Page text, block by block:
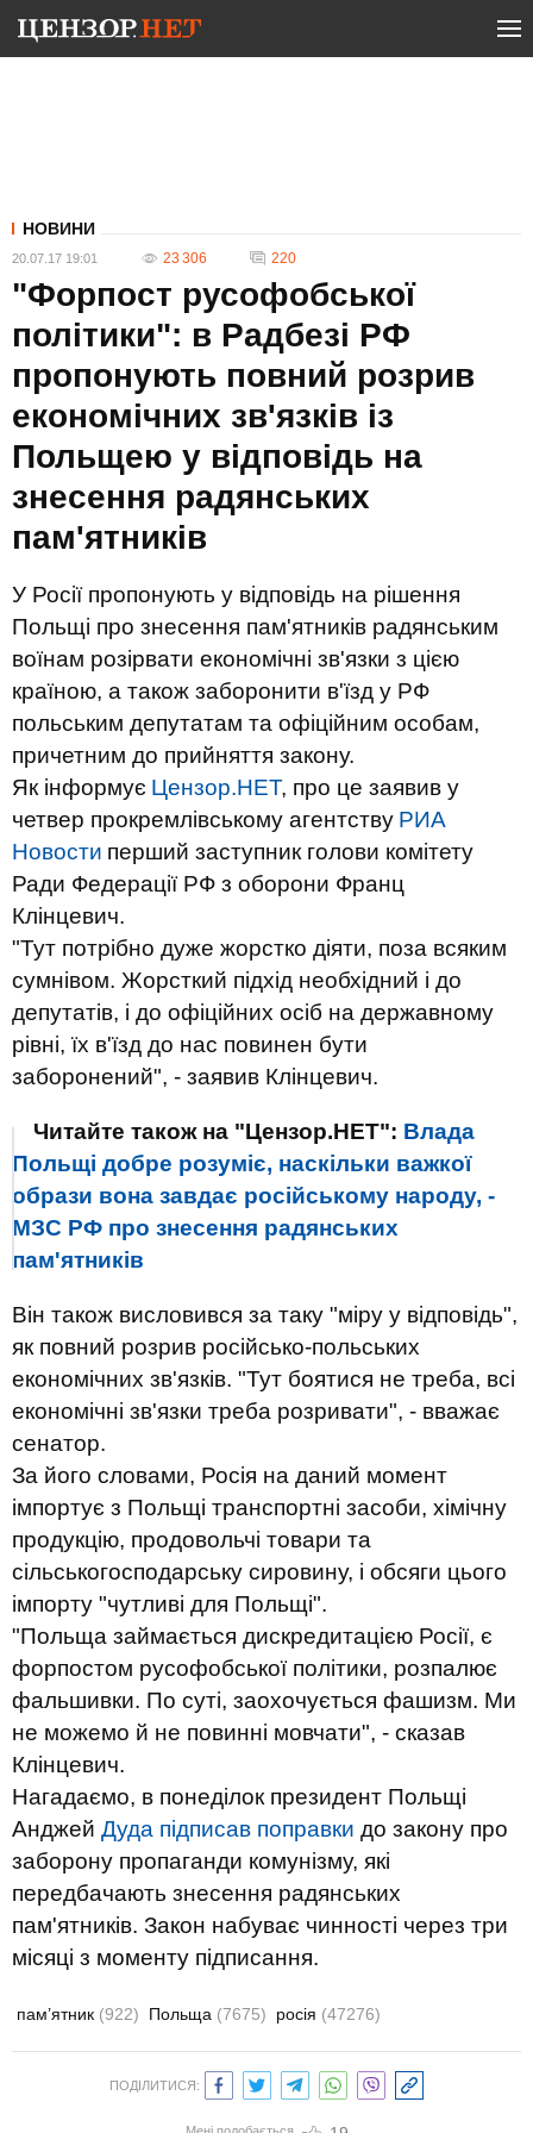
НОВИНИ
20.07.17 19:01 23 306 220
"Форпост русофобської
політики": в Радбезі РФ
пропонують повний розрив
економічних зв'язків із
Польщею у відповідь на
знесення радянських
пам'ятників
У Росії пропонують у відповідь на рішення
Польщі про знесення пам'ятників радянським
воїнам розірвати економічні зв'язки з цією
країною, а також заборонити в'їзд у РФ
польським депутатам та офіційним особам,
причетним до прийняття закону.
Як інформує Цензор.НЕТ, про це заявив у
четвер прокремлівському агентству РИА
Новости перший заступник голови комітету
Ради Федерації РФ з оборони Франц
Клінцевич.
"Тут потрібно дуже жорстко діяти, поза всяким
сумнівом. Жорсткий підхід необхідний і до
депутатів, і до офіційних осіб на державному
рівні, їх в'їзд до нас повинен бути
заборонений", - заявив Клінцевич.
Читайте також на "Цензор.НЕТ": Влада
Польщі добре розуміє, наскільки важкої
образи вона завдає російському народу, -
МЗС РФ про знесення радянських
пам'ятників
Він також висловився за таку "міру у відповідь",
як повний розрив російсько-польських
економічних зв'язків. "Тут боятися не треба, всі
економічні зв'язки треба розривати", - вважає
сенатор.
За його словами, Росія на даний момент
імпортує з Польщі транспортні засоби, хімічну
продукцію, продовольчі товари та
сільськогосподарську сировину, і обсяги цього
імпорту "чутливі для Польщі".
"Польща займається дискредитацією Росії, є
форпостом русофобської політики, розпалює
фальшивки. По суті, заохочується фашизм. Ми
не можемо й не повинні мовчати", - сказав
Клінцевич.
Нагадаємо, в понеділок президент Польщі
Анджей Дуда підписав поправки до закону про
заборону пропаганди комунізму, які
передбачають знесення радянських
пам'ятників. Закон набуває чинності через три
місяці з моменту підписання.
пам’ятник (922) Польща (7675) росія (47276)
ПОДІЛИТИСЯ: